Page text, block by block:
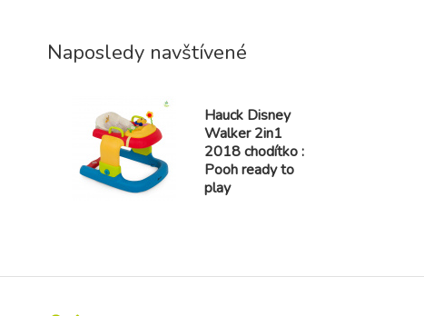
Naposledy navštívené
Hauck Disney
Walker 2in1
2018 chodítko :
Pooh ready to
play